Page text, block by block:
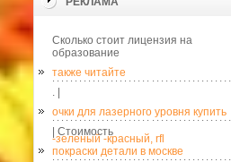
Сколько стоит лицензия на
образование
также читайте
. |
очки для лазерного уровня купить
-зеленый -красный, rfl
| Стоимость
покраски детали в москве